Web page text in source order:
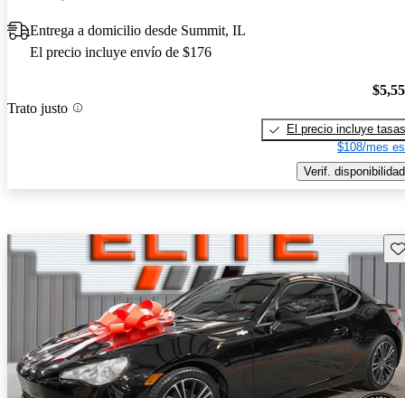
Entrega a domicilio desde Summit, IL
El precio incluye envío de $176
Trato justo
El precio incluye tasas
$108/mes
Verif. disponibilidad